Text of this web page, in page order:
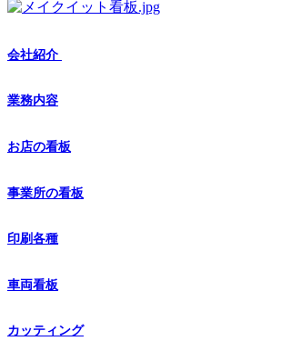
会社紹介
業務内容
​お店の看板
​事業所の看板
印刷各種
車両看板
カッティング